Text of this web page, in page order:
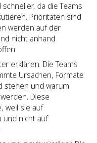
da die Teams
Prioritäten sind
werden auf der
nicht anhand
erklären. Die Teams
Ursachen, Formate
stehen und warum
Diese
weil sie auf
und nicht auf